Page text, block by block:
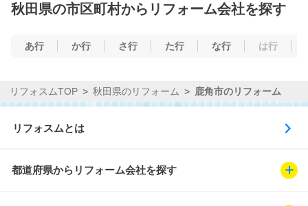
秋田県の市区町村からリフォーム会社を探す
あ行 か行 さ行 た行 な行 は行
リフォスムTOP 秋田県のリフォーム 鹿角市のリフォーム
リフォスムとは
都道府県からリフォーム会社を探す